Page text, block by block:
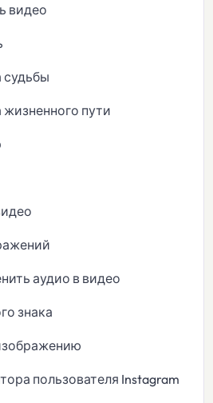
видео
судьбы
жизненного пути
аудио в видео
знака
пользователя Instagram